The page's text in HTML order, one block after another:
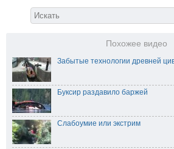
Похожее видео
Забытые технологии древней
Буксир раздавило баржей
Слабоумие или экстрим